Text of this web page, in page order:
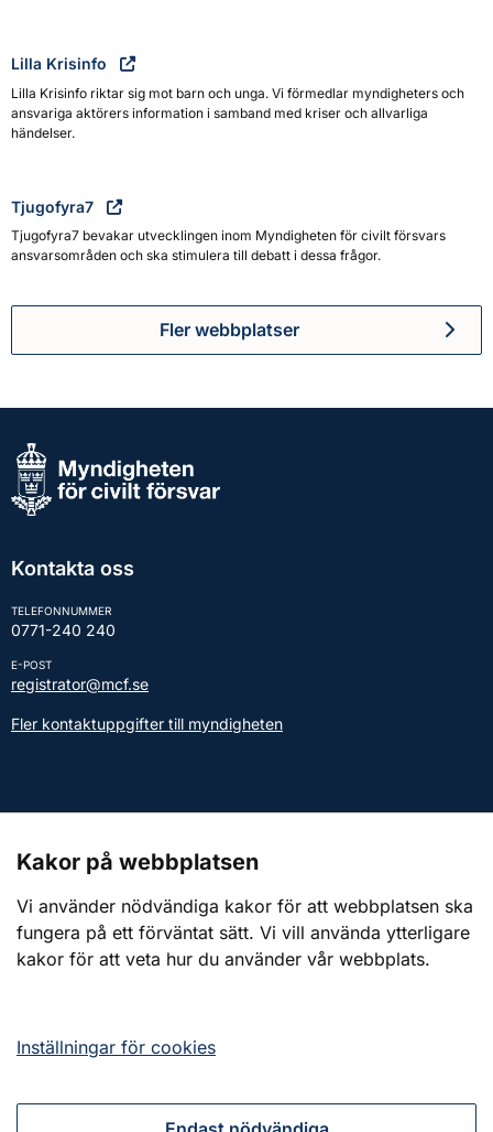
Lilla Krisinfo
Lilla Krisinfo riktar sig mot barn och unga. Vi förmedlar myndigheters och
ansvariga aktörers information i samband med kriser och allvarliga
händelser.
Tjugofyra7
Tjugofyra7 bevakar utvecklingen inom Myndigheten för civilt försvars
ansvarsområden och ska stimulera till debatt i dessa frågor.
Fler webbplatser
Kontakta oss
TELEFONNUMMER
0771-240 240
E-POST
registrator@mcf.se
Fler kontaktuppgifter till myndigheten
Webbplatsen
Om webbplatsen
Kakor på webbplatsen
Vi använder nödvändiga kakor för att webbplatsen ska
fungera på ett förväntat sätt. Vi vill använda ytterligare
kakor för att veta hur du använder vår webbplats.
Inställningar för cookies